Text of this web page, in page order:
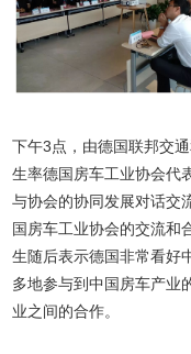
下午3点，由德国联邦交
生率德国房车工业协会代
与协会的协同发展对话交
国房车工业协会的交流和
生随后表示德国非常看好
多地参与到中国房车产业
业之间的合作。